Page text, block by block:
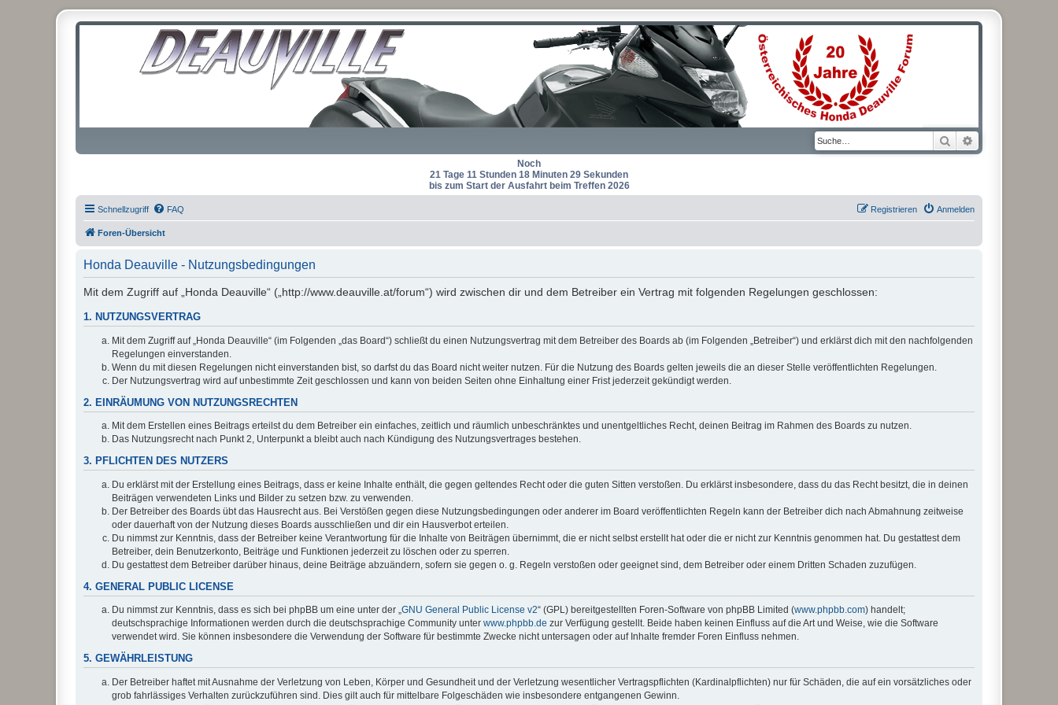
Suche
Noch
21 Tage 11 Stunden 18 Minuten 29 Sekunden
bis zum Start der Ausfahrt beim Treffen 2026
Schnellzugriff FAQ Anmelden
Registrieren
Foren-Übersicht
Honda Deauville - Nutzungsbedingungen
Mit dem Zugriff auf „Honda Deauville“ („http://www.deauville.at/forum“) wird zwischen dir und dem Betreiber ein Vertrag mit folgenden Regelungen geschlossen:
1. NUTZUNGSVERTRAG
Mit dem Zugriff auf „Honda Deauville“ (im Folgenden „das Board“) schließt du einen Nutzungsvertrag mit dem Betreiber des Boards ab (im Folgenden „Betreiber“) und erklärst dich mit den nachfolgenden
Regelungen einverstanden.
Wenn du mit diesen Regelungen nicht einverstanden bist, so darfst du das Board nicht weiter nutzen. Für die Nutzung des Boards gelten jeweils die an dieser Stelle veröffentlichten Regelungen.
Der Nutzungsvertrag wird auf unbestimmte Zeit geschlossen und kann von beiden Seiten ohne Einhaltung einer Frist jederzeit gekündigt werden.
2. EINRÄUMUNG VON NUTZUNGSRECHTEN
Mit dem Erstellen eines Beitrags erteilst du dem Betreiber ein einfaches, zeitlich und räumlich unbeschränktes und unentgeltliches Recht, deinen Beitrag im Rahmen des Boards zu nutzen.
Das Nutzungsrecht nach Punkt 2, Unterpunkt a bleibt auch nach Kündigung des Nutzungsvertrages bestehen.
3. PFLICHTEN DES NUTZERS
Du erklärst mit der Erstellung eines Beitrags, dass er keine Inhalte enthält, die gegen geltendes Recht oder die guten Sitten verstoßen. Du erklärst insbesondere, dass du das Recht besitzt, die in deinen
Beiträgen verwendeten Links und Bilder zu setzen bzw. zu verwenden.
Der Betreiber des Boards übt das Hausrecht aus. Bei Verstößen gegen diese Nutzungsbedingungen oder anderer im Board veröffentlichten Regeln kann der Betreiber dich nach Abmahnung zeitweise
oder dauerhaft von der Nutzung dieses Boards ausschließen und dir ein Hausverbot erteilen.
Du nimmst zur Kenntnis, dass der Betreiber keine Verantwortung für die Inhalte von Beiträgen übernimmt, die er nicht selbst erstellt hat oder die er nicht zur Kenntnis genommen hat. Du gestattest dem
Betreiber, dein Benutzerkonto, Beiträge und Funktionen jederzeit zu löschen oder zu sperren.
Du gestattest dem Betreiber darüber hinaus, deine Beiträge abzuändern, sofern sie gegen o. g. Regeln verstoßen oder geeignet sind, dem Betreiber oder einem Dritten Schaden zuzufügen.
4. GENERAL PUBLIC LICENSE
Du nimmst zur Kenntnis, dass es sich bei phpBB um eine unter der „GNU General Public License v2“ (GPL) bereitgestellten Foren-Software von phpBB Limited (www.phpbb.com) handelt;
deutschsprachige Informationen werden durch die deutschsprachige Community unter www.phpbb.de zur Verfügung gestellt. Beide haben keinen Einfluss auf die Art und Weise, wie die Software
verwendet wird. Sie können insbesondere die Verwendung der Software für bestimmte Zwecke nicht untersagen oder auf Inhalte fremder Foren Einfluss nehmen.
5. GEWÄHRLEISTUNG
Der Betreiber haftet mit Ausnahme der Verletzung von Leben, Körper und Gesundheit und der Verletzung wesentlicher Vertragspflichten (Kardinalpflichten) nur für Schäden, die auf ein vorsätzliches oder
grob fahrlässiges Verhalten zurückzuführen sind. Dies gilt auch für mittelbare Folgeschäden wie insbesondere entgangenen Gewinn.